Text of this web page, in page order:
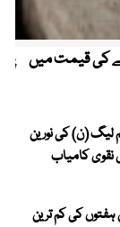
کی قیمت میں
ایل اے 27 میں مسلم لیگ (ن) کی نورین
کی کم ترین